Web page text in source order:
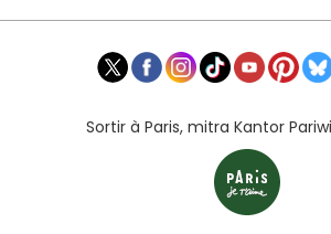
Sortir à Paris, mitra Kantor